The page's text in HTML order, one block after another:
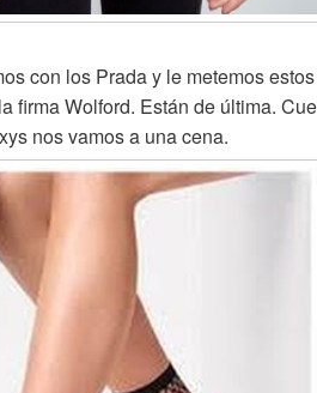
con los Prada y le metemos estos
firma Wolford. Están de última.
nos vamos a una cena.